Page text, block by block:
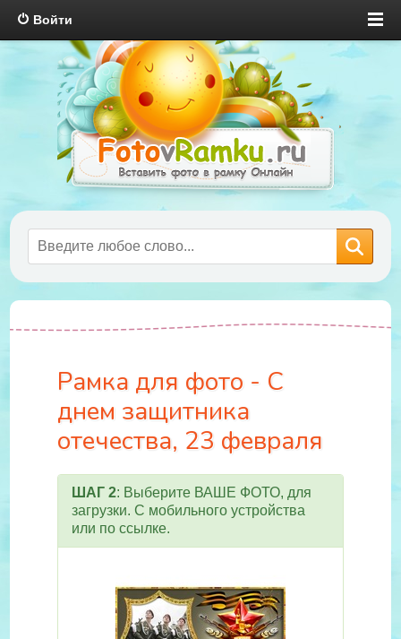
Войти
Рамка для фото - С
днем защитника
отечества, 23 февраля
ШАГ 2: Выберите ВАШЕ ФОТО, для
загрузки. С мобильного устройства
или по ссылке.